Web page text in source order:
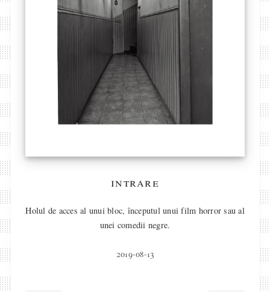
intrare
Holul de acces al unui bloc, începutul unui film horror sau al
unei comedii negre.
2019-08-13